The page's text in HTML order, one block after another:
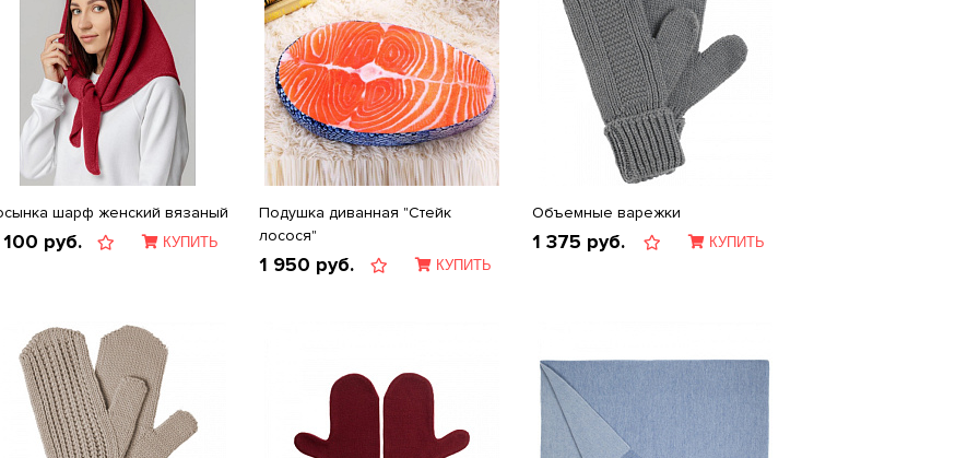
шарф женский вязаный
руб. КУПИТЬ
Подушка диванная "Стейк
лосося"
1 950 руб. КУПИТЬ
Объемные варежки
1 375 руб. КУПИТЬ